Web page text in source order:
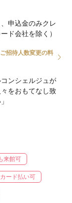
申込金のみクレ
ド会社を除く）
招待人数変更の料
ンシェルジュが
をおもてなし致
来館可
カード払い可